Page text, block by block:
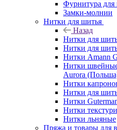
Фурнитура для
Замки-молнии
Нитки для шитья
Назад
Нитки для
Нитки для
Нитки Amann
Нитки
Aurora
Нитки
Нитки для
Нитки
Нитки
Нитки льняные
Пряжа и товары для